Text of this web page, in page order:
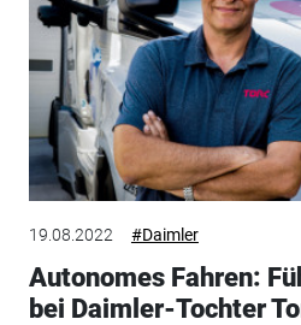
19.08.2022 #Daimler
Autonomes Fahren:
bei Daimler-Tochter